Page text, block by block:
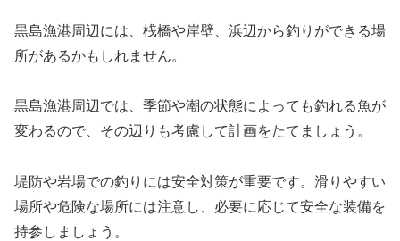
黒島漁港周辺には、桟橋や岸壁、浜辺から釣りができる場
所があるかもしれません。
黒島漁港周辺では、季節や潮の状態によっても釣れる魚が
変わるので、その辺りも考慮して計画をたてましょう。
堤防や岩場での釣りには安全対策が重要です。滑りやすい
場所や危険な場所には注意し、必要に応じて安全な装備を
持参しましょう。